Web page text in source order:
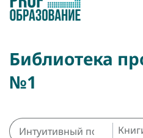
Библиотека
№1